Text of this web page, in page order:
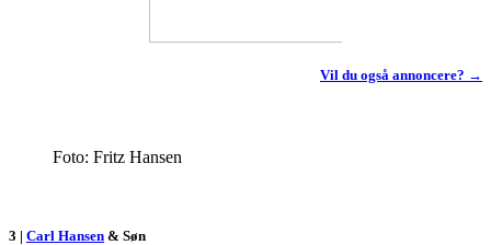
Vil du også annoncere? →
Foto: Fritz Hansen
3 | Carl Hansen & Søn